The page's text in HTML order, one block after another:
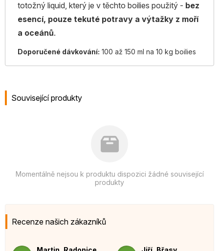
totožný liquid, který je v těchto boilies použitý - bez
esencí, pouze tekuté potravy a výtažky z moří
a oceánů.
Doporučené dávkování: 100 až 150 ml na 10 kg boilies
Související produkty
Momentálně nejsou k produktu dispozici žádné související
produkty
Recenze našich zákazníků